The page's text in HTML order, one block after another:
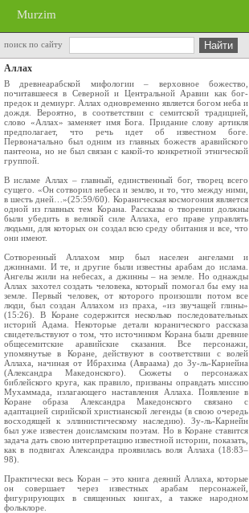
Murzim
поиск по сайту
Аллах
В древнеарабской мифологии – верховное божество,
почитавшееся в Северной и Центральной Аравии как бог-
предок и демиург. Аллах одновременно является богом неба и
дождя. Вероятно, в соответствии с семитской традицией,
слово «Аллах» заменяет имя Бога. Придание слову артикля
предполагает, что речь идет об известном боге.
Первоначально был одним из главных божеств аравийского
пантеона, но не был связан с какой-то конкретной этнической
группой.
В исламе Аллах – главный, единственный бог, творец всего
сущего. «Он сотворил небеса и землю, и то, что между ними,
в шесть дней…»(25:59/60). Кораническая космогония является
одной из главных тем Корана. Рассказы о творении должны
были убедить в великой силе Аллаха, его праве управлять
людьми, для которых он создал всю среду обитания и все, что
они имеют.
Сотворенный Аллахом мир был населен ангелами и
джиннами. И те, и другие были известны арабам до ислама.
Ангелы жили на небесах, а джинны – на земле. Но однажды
Аллах захотел создать человека, который помогал бы ему на
земле. Первый человек, от которого произошли потом все
люди, был создан Аллахом из праха, «из звучащей глины»
(15:26). В Коране содержится несколько последовательных
историй Адама. Некоторые детали коранического рассказа
свидетельствуют о том, что источником Корана были древние
общесемитские аравийские сказания. Все персонажи,
упомянутые в Коране, действуют в соответствии с волей
Аллаха, начиная от Ибрахима (Авраама) до Зу-ль-Карнейна
(Александра Македонского). Сюжеты о персонажах
библейского круга, как правило, призваны оправдать миссию
Мухаммада, излагающего наставления Аллаха. Появление в
Коране образа Александра Македонского связано с
адаптацией сирийской христианской легенды (в свою очередь
восходящей к эллинистическому наследию). Зу-ль-Карнейн
был уже известен доисламским поэтам. Но в Коране ставится
задача дать свою интерпретацию известной истории, показать,
как в подвигах Александра проявилась воля Аллаха (18:83–
98).
Практически весь Коран – это книга деяний Аллаха, которые
он совершает через известных арабам персонажей,
фигурирующих в священных книгах, а также народном
фольклоре.